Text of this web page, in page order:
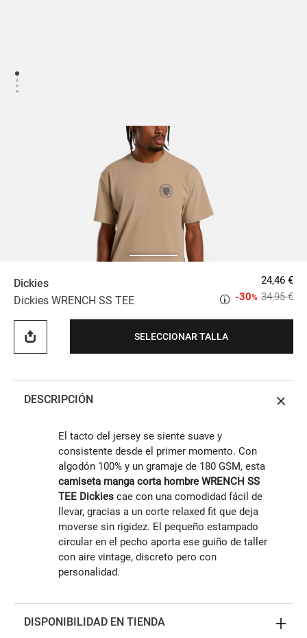
Dickies
Dickies WRENCH SS TEE
24,46 €
34,95 €
-30%
SELECCIONAR TALLA
DESCRIPCIÓN
El tacto del jersey se siente suave y
consistente desde el primer momento. Con
algodón 100% y un gramaje de 180 GSM, esta
camiseta manga corta hombre WRENCH SS
TEE Dickies cae con una comodidad fácil de
llevar, gracias a un corte relaxed fit que deja
moverse sin rigidez. El pequeño estampado
circular en el pecho aporta ese guiño de taller
con aire vintage, discreto pero con
personalidad.
DISPONIBILIDAD EN TIENDA